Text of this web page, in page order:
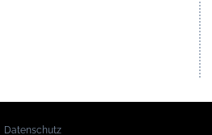
Datenschutz